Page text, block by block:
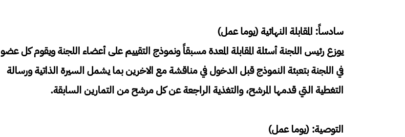
سادساً: المقابلة النهائية (يوما عمل)
يوزع رئيس اللجنة أسئلة المقابلة المعدة مسبقاً ونموذج التقييم على أعضاء اللجنة ويقوم كل عضو
في اللجنة بتعبئة النموذج قبل الدخول في مناقشة مع الاخرين بما يشمل السيرة الذاتية ورسالة
التغطية التي قدمها المرشح، والتغذية الراجعة عن كل مرشح من التمارين السابقة.
التوصية: (يوما عمل)